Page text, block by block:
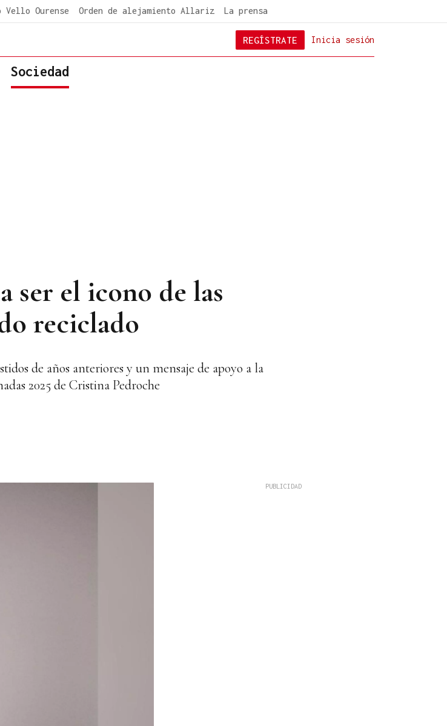
Vello Ourense Orden de alejamiento Allariz La prensa
Inicia sesión
REGÍSTRATE
Sociedad
ser el icono de las
reciclado
de años anteriores y un mensaje de apoyo a la
2025 de Cristina Pedroche